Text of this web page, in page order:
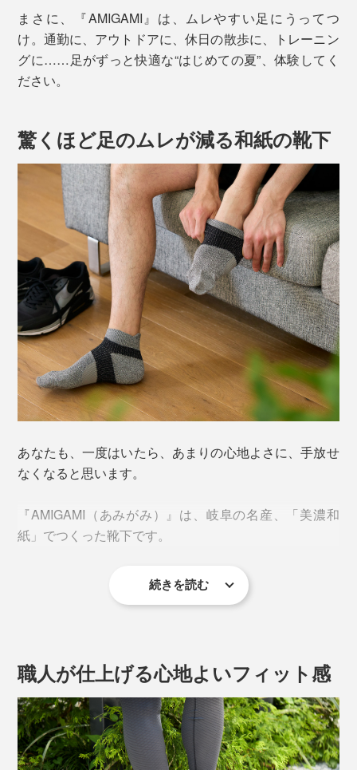
まさに、『AMIGAMI』は、ムレやすい足にうってつ
け。通勤に、アウトドアに、休日の散歩に、トレーニン
グに……足がずっと快適な“はじめての夏”、体験してく
ださい。
驚くほど足のムレが減る和紙の靴下
あなたも、一度はいたら、あまりの心地よさに、手放せ
なくなると思います。
『AMIGAMI（あみがみ）』は、岐阜の名産、「美濃和
紙」でつくった靴下です。
今夏、新アイテムの「ランニング用」が仲間入りしまし
続きを読む
職人が仕上げる心地よいフィット感